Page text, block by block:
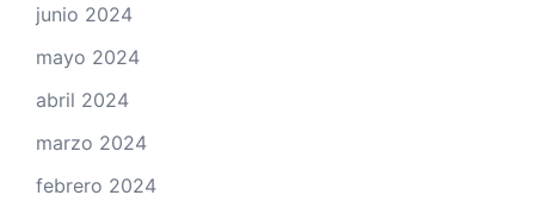
junio 2024
mayo 2024
abril 2024
marzo 2024
febrero 2024